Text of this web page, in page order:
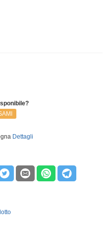
Dettagli